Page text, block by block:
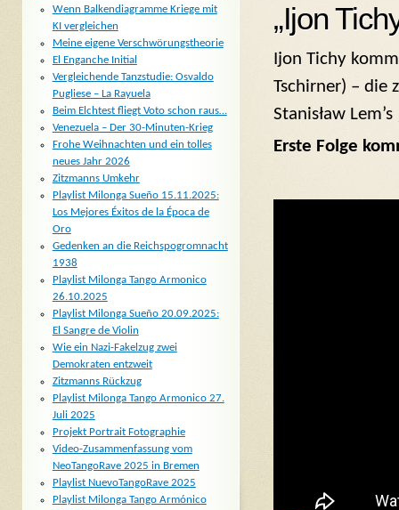
„Ijon
Ijon Tichy
Tschirner) – die
Stanisław
Erste Folge
Wenn Balkendiagramme Kriege mit
KI vergleichen
Meine eigene Verschwörungstheorie
El Enganche Initial
Vergleichende Tanzstudie: Osvaldo
Pugliese – La Rayuela
Beim Elchtest fliegt Voto schon raus…
Venezuela – Der 30-Minuten-Krieg
Frohe Weihnachten und ein tolles
neues Jahr 2026
Zitzmanns Umkehr
Playlist Milonga Sueño 15.11.2025:
Los Mejores Éxitos de la Época de
Oro
Gedenken an die Reichspogromnacht
1938
Playlist Milonga Tango Armonico
26.10.2025
Playlist Milonga Sueño 20.09.2025:
El Sangre de Violin
Wie ein Nazi-Fakelzug zwei
Demokraten entzweit
Zitzmanns Rückzug
Playlist Milonga Tango Armonico 27.
Juli 2025
Projekt Portrait Fotographie
Video-Zusammenfassung vom
NeoTangoRave 2025 in Bremen
Playlist NuevoTangoRave 2025
Playlist Milonga Tango Armónico